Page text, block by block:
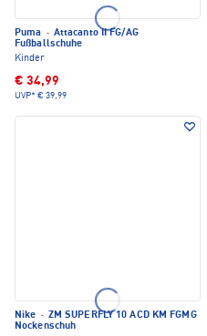
Puma · Attacanto II FG/AG
Fußballschuhe
Kinder
€ 34,99
UVP* € 39,99
Nike · ZM SUPERFLY 10 ACD KM FGMG
Nockenschuh